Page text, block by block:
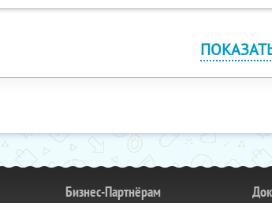
Бизнес-Партнёрам